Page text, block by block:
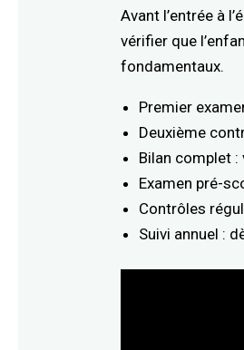
Avant l’entrée à
vérifier que
fondamentaux.
Premier
Deuxième
Bilan complet
Examen pré-
Contrôles
Suivi annuel :